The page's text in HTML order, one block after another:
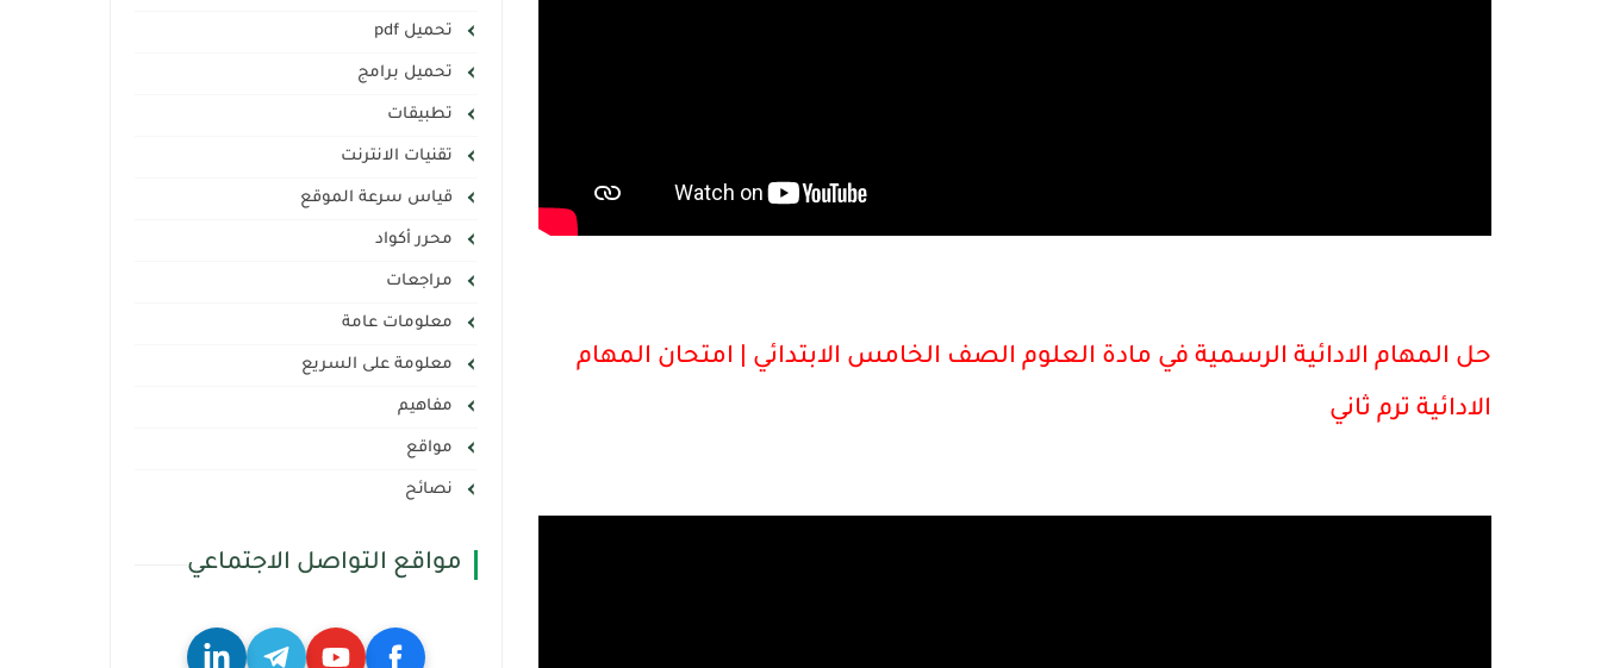
حل المهام الادائية الرسمية في مادة العلوم الصف الخامس الابتدائي | امتحان المهام
الادائية ترم ثاني
تحميل pdf
تحميل برامج
تطبيقات
تقنيات الانترنت
قياس سرعة الموقع
محرر أكواد
مراجعات
معلومات عامة
معلومة على السريع
مفاهيم
مواقع
نصائح
مواقع التواصل الاجتماعي